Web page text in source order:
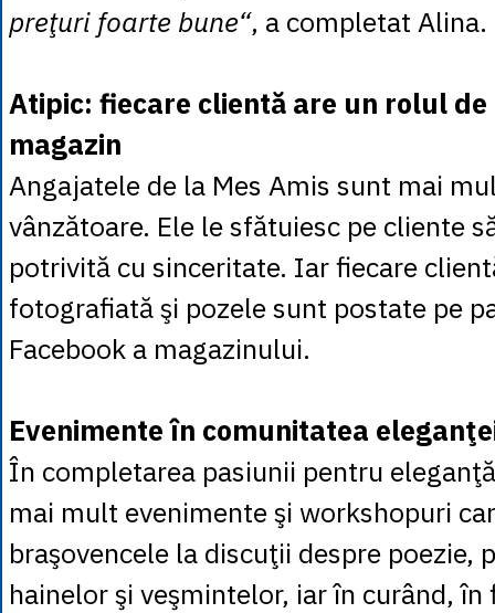
preţuri foarte bune“, a completat Alina.
Atipic: fiecare clientă are un rolul
magazin
Angajatele de la Mes Amis sunt mai
vânzătoare. Ele le sfătuiesc pe cliente
potrivită cu sinceritate. Iar fiecare
fotografiată şi pozele sunt postate pe
Facebook a magazinului.
Evenimente în comunitatea
În completarea pasiunii pentru
mai mult evenimente şi workshopuri
braşovencele la discuţii despre poezie,
hainelor şi veşmintelor, iar în curând, în